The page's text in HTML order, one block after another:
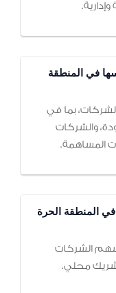
في المنطقة
بما في
والشركات
المساهمة.
المنطقة الحرة
تملك 100% من أسهم الشركات
شريك محلي.